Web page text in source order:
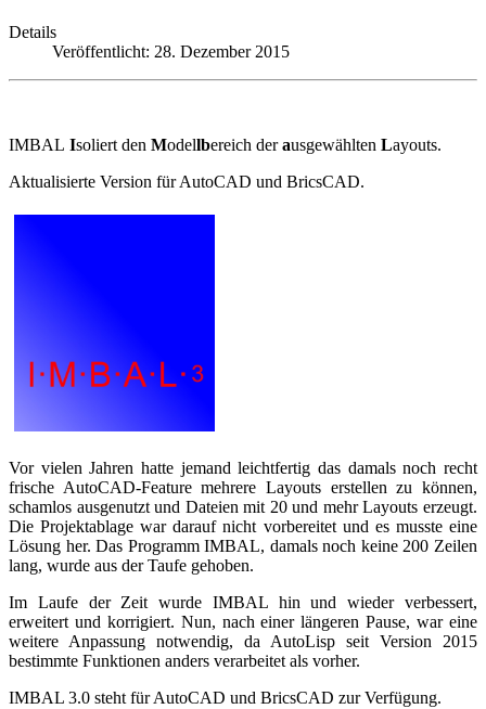
Details
Veröffentlicht: 28. Dezember 2015
IMBAL Isoliert den Modellbereich derausgewählten Layouts.
Aktualisierte Version für AutoCAD und BricsCAD.
Vor vielen Jahren hatte jemand leichtfertig das damals noch recht
frische AutoCAD-Feature mehrere Layouts erstellen zu können,
schamlos ausgenutzt und Dateien mit 20 und mehr Layouts erzeugt.
Die Projektablage war darauf nicht vorbereitet und es musste eine
Lösung her. Das Programm IMBAL, damals noch keine 200 Zeilen
lang, wurde aus der Taufe gehoben.
Im Laufe der Zeit wurde IMBAL hin und wieder verbessert,
erweitert und korrigiert. Nun, nach einer längeren Pause, war eine
weitere Anpassung notwendig, da AutoLisp seit Version 2015
bestimmte Funktionen anders verarbeitet als vorher.
IMBAL 3.0 steht für AutoCAD und BricsCAD zur Verfügung.